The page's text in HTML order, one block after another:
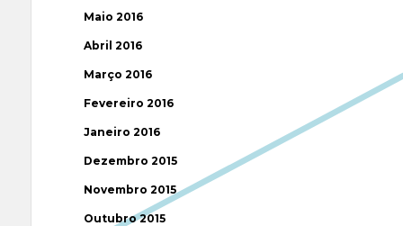
Maio 2016
Abril 2016
Março 2016
Fevereiro 2016
Janeiro 2016
Dezembro 2015
Novembro 2015
Outubro 2015